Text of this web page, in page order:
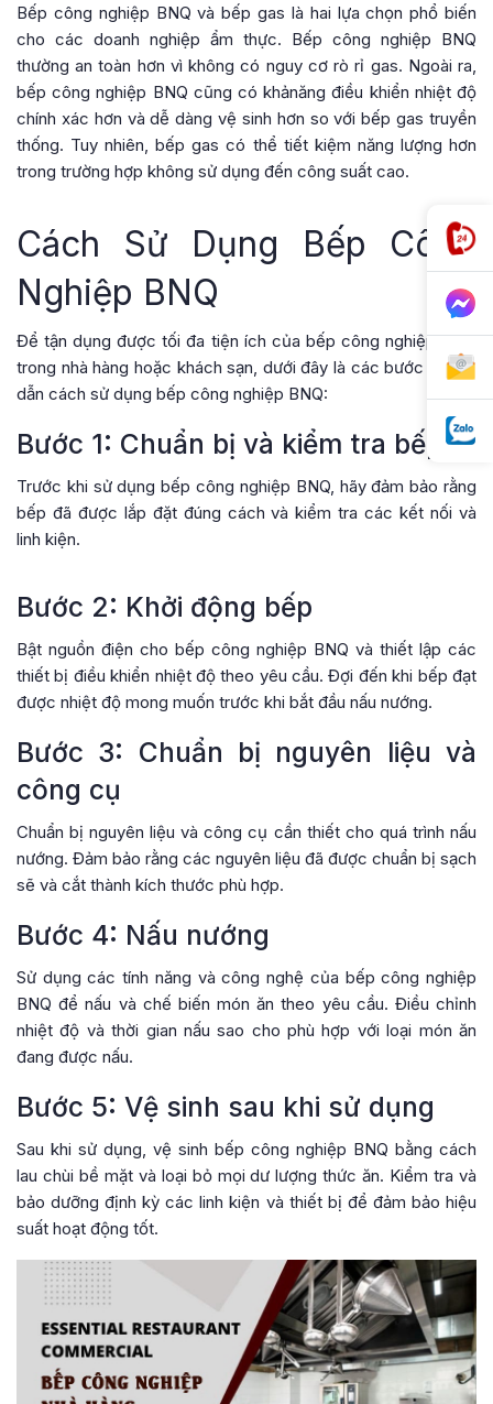
Bếp công nghiệp BNQ và bếp gas là hai lựa chọn phổ biến
cho các doanh nghiệp ẩm thực. Bếp công nghiệp BNQ
thường an toàn hơn vì không có nguy cơ rò rỉ gas. Ngoài ra,
bếp công nghiệp BNQ cũng có khảnăng điều khiển nhiệt độ
chính xác hơn và dễ dàng vệ sinh hơn so với bếp gas truyền
thống. Tuy nhiên, bếp gas có thể tiết kiệm năng lượng hơn
trong trường hợp không sử dụng đến công suất cao.
Cách Sử Dụng Bếp Công
Nghiệp BNQ
Để tận dụng được tối đa tiện ích của bếp công nghiệp BNQ
trong nhà hàng hoặc khách sạn, dưới đây là các bước hướng
dẫn cách sử dụng bếp công nghiệp BNQ:
Bước 1: Chuẩn bị và kiểm tra bếp
Trước khi sử dụng bếp công nghiệp BNQ, hãy đảm bảo rằng
bếp đã được lắp đặt đúng cách và kiểm tra các kết nối và
linh kiện.
Bước 2: Khởi động bếp
Bật nguồn điện cho bếp công nghiệp BNQ và thiết lập các
thiết bị điều khiển nhiệt độ theo yêu cầu. Đợi đến khi bếp đạt
được nhiệt độ mong muốn trước khi bắt đầu nấu nướng.
Bước 3: Chuẩn bị nguyên liệu và
công cụ
Chuẩn bị nguyên liệu và công cụ cần thiết cho quá trình nấu
nướng. Đảm bảo rằng các nguyên liệu đã được chuẩn bị sạch
sẽ và cắt thành kích thước phù hợp.
Bước 4: Nấu nướng
Sử dụng các tính năng và công nghệ của bếp công nghiệp
BNQ để nấu và chế biến món ăn theo yêu cầu. Điều chỉnh
nhiệt độ và thời gian nấu sao cho phù hợp với loại món ăn
đang được nấu.
Bước 5: Vệ sinh sau khi sử dụng
Sau khi sử dụng, vệ sinh bếp công nghiệp BNQ bằng cách
lau chùi bề mặt và loại bỏ mọi dư lượng thức ăn. Kiểm tra và
bảo dưỡng định kỳ các linh kiện và thiết bị để đảm bảo hiệu
suất hoạt động tốt.